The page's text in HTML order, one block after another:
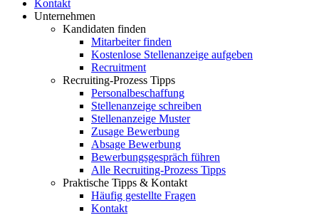
Kontakt
Unternehmen
Kandidaten finden
Mitarbeiter finden
Kostenlose Stellenanzeige aufgeben
Recruitment
Recruiting-Prozess Tipps
Personalbeschaffung
Stellenanzeige schreiben
Stellenanzeige Muster
Zusage Bewerbung
Absage Bewerbung
Bewerbungsgespräch führen
Alle Recruiting-Prozess Tipps
Praktische Tipps & Kontakt
Häufig gestellte Fragen
Kontakt